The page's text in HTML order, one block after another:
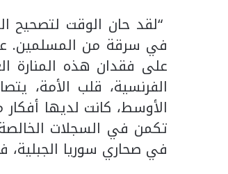
“لقد حان الوقت لتصحيح
في سرقة من المسلمين.
على فقدان هذه المنارة
الفرنسية، قلب الأمة،
الأوسط، كانت لديها
تكمن في السجلات الخالصة
في صحاري سوريا